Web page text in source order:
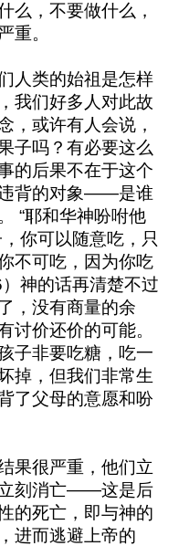
么，不要做什么，
重。
人类的始祖是怎样
我们好多人对此故
，或许有人会说，
子吗？有必要这么
的后果不在于这个
背的对象——是谁
“耶和华神吩咐他
你可以随意吃，只
不可吃，因为你吃
）神的话再清楚不过
，没有商量的余
讨价还价的可能。
子非要吃糖，吃一
掉，但我们非常生
了父母的意愿和吩
果很严重，他们立
刻消亡——这是后
的死亡，即与神的
进而逃避上帝的